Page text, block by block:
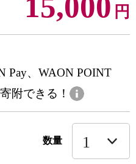
円
Pay、WAON POINT
附できる！
数量